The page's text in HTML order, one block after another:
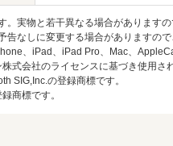
。実物と若干異なる場合があります
告なしに変更する場合がありますの
、iPad、iPad Pro、Mac、
式会社のライセンスに基づき使用さ
SIG,Inc.の登録商標です。
商標です。